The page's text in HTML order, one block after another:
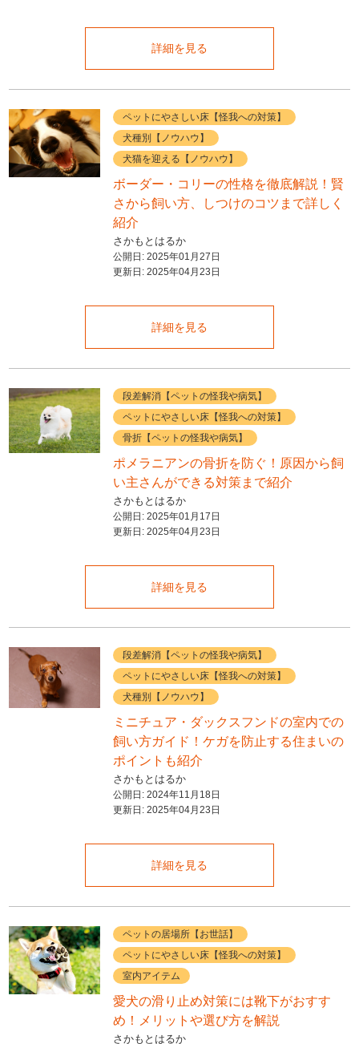
詳細を見る
ペットにやさしい床【怪我への対策】
犬種別【ノウハウ】
犬猫を迎える【ノウハウ】
ボーダー・コリーの性格を徹底解説！賢
さから飼い方、しつけのコツまで詳しく
紹介
さかもとはるか
公開日: 2025年01月27日
更新日: 2025年04月23日
詳細を見る
段差解消【ペットの怪我や病気】
ペットにやさしい床【怪我への対策】
骨折【ペットの怪我や病気】
ポメラニアンの骨折を防ぐ！原因から飼
い主さんができる対策まで紹介
さかもとはるか
公開日: 2025年01月17日
更新日: 2025年04月23日
詳細を見る
段差解消【ペットの怪我や病気】
ペットにやさしい床【怪我への対策】
犬種別【ノウハウ】
ミニチュア・ダックスフンドの室内での
飼い方ガイド！ケガを防止する住まいの
ポイントも紹介
さかもとはるか
公開日: 2024年11月18日
更新日: 2025年04月23日
詳細を見る
ペットの居場所【お世話】
ペットにやさしい床【怪我への対策】
室内アイテム
愛犬の滑り止め対策には靴下がおすす
め！メリットや選び方を解説
さかもとはるか